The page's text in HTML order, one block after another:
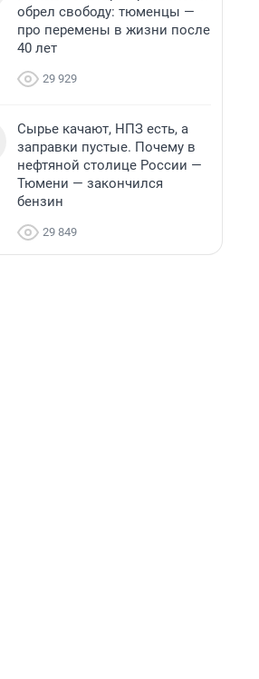
обрел свободу: тюменцы —
про перемены в жизни после
40 лет
29 929
Сырье качают, НПЗ есть, а
заправки пустые. Почему в
нефтяной столице России —
Тюмени — закончился
бензин
29 849